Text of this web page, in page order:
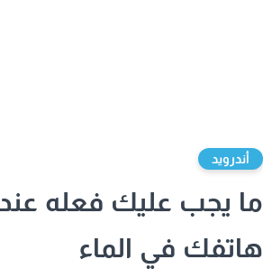
يجب عليك فعله
في الماء